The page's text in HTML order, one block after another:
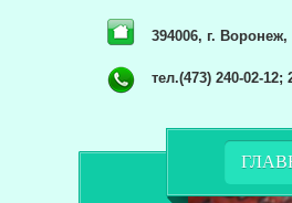
394006, г.
тел.(473) 240-02-12;